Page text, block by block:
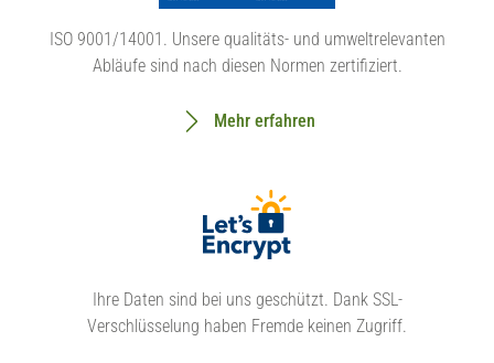
ISO 9001/14001. Unsere qualitäts- und umweltrelevanten
Abläufe sind nach diesen Normen zertifiziert.
Mehr erfahren
Ihre Daten sind bei uns geschützt. Dank SSL-
Verschlüsselung haben Fremde keinen Zugriff.